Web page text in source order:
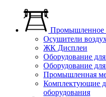
Промышленное
Осушители
ЖК Дисплеи
Оборудование
Оборудование
Промышленная
Комплектующие
оборудования